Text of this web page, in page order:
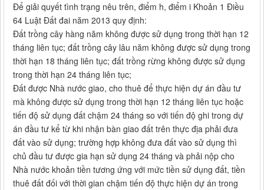
Để giải quyết tình trạng nêu trên, điểm h, điểm i Khoản 1 Điều
64 Luật Đất đai năm 2013 quy định:
Đất trồng cây hàng năm không được sử dụng trong thời hạn 12
tháng liên tục; đất trồng cây lâu năm không được sử dụng trong
thời hạn 18 tháng liên tục; đất trồng rừng không được sử dụng
trong thời hạn 24 tháng liên tục;
Đất được Nhà nước giao, cho thuê để thực hiện dự án đầu tư
mà không được sử dụng trong thời hạn 12 tháng liên tục hoặc
tiến độ sử dụng đất chậm 24 tháng so với tiến độ ghi trong dự
án đầu tư kể từ khi nhận bàn giao đất trên thực địa phải đưa
đất vào sử dụng; trường hợp không đưa đất vào sử dụng thì
chủ đầu tư được gia hạn sử dụng 24 tháng và phải nộp cho
Nhà nước khoản tiền tương ứng với mức tiền sử dụng đất, tiền
thuê đất đối với thời gian chậm tiến độ thực hiện dự án trong